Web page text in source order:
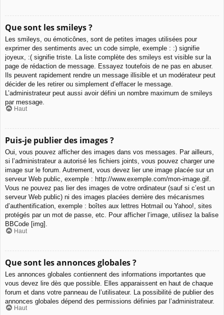
Que sont les smileys ?
Les smileys, ou émoticônes, sont de petites images utilisées pour
exprimer des sentiments avec un code simple, exemple : :) signifie
joyeux, :( signifie triste. La liste complète des smileys est visible sur la
page de rédaction de message. Essayez toutefois de ne pas en abuser.
Ils peuvent rapidement rendre un message illisible et un modérateur peut
décider de les retirer ou simplement d’effacer le message.
L’administrateur peut aussi avoir défini un nombre maximum de smileys
par message.
Haut
Puis-je publier des images ?
Oui, vous pouvez afficher des images dans vos messages. Par ailleurs,
si l’administrateur a autorisé les fichiers joints, vous pouvez charger une
image sur le forum. Autrement, vous devez lier une image placée sur un
serveur Web public, exemple : http://www.exemple.com/mon-image.gif.
Vous ne pouvez pas lier des images de votre ordinateur (sauf si c’est un
serveur Web public) ni des images placées derrière des mécanismes
d’authentification, exemple : boîtes aux lettres Hotmail ou Yahoo!, sites
protégés par un mot de passe, etc. Pour afficher l’image, utilisez la balise
BBCode [img].
Haut
Que sont les annonces globales ?
Les annonces globales contiennent des informations importantes que
vous devez lire dès que possible. Elles apparaissent en haut de chaque
forum et dans votre panneau de l’utilisateur. La possibilité de publier des
annonces globales dépend des permissions définies par l’administrateur.
Haut